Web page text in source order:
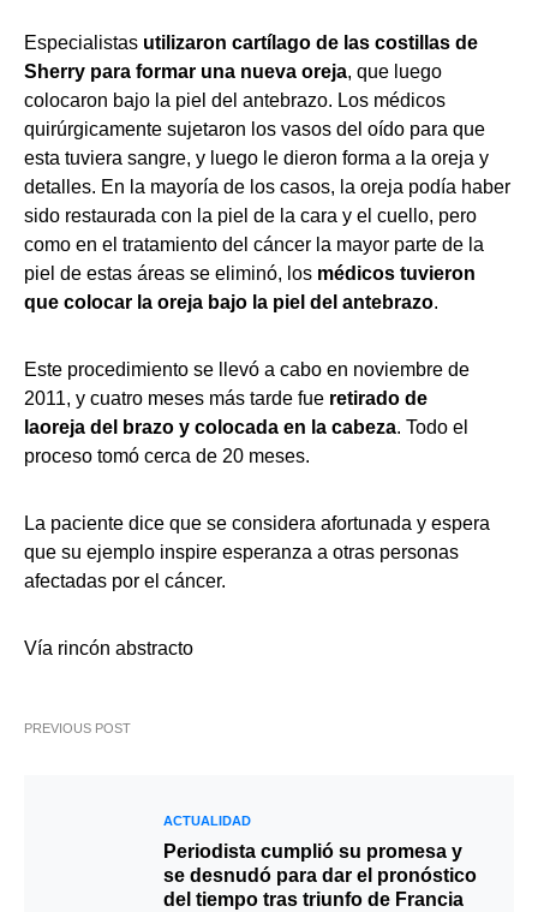
Especialistas utilizaron cartílago de las costillas de
Sherry para formar una nueva oreja, que luego
colocaron bajo la piel del antebrazo. Los médicos
quirúrgicamente sujetaron los vasos del oído para que
esta tuviera sangre, y luego le dieron forma a la oreja y
detalles. En la mayoría de los casos, la oreja podía haber
sido restaurada con la piel de la cara y el cuello, pero
como en el tratamiento del cáncer la mayor parte de la
piel de estas áreas se eliminó, los médicos tuvieron
que colocar la oreja bajo la piel del antebrazo.
Este procedimiento se llevó a cabo en noviembre de
2011, y cuatro meses más tarde fue retirado de
laoreja del brazo y colocada en la cabeza. Todo el
proceso tomó cerca de 20 meses.
La paciente dice que se considera afortunada y espera
que su ejemplo inspire esperanza a otras personas
afectadas por el cáncer.
Vía rincón abstracto
PREVIOUS POST
ACTUALIDAD
Periodista cumplió su promesa y
se desnudó para dar el pronóstico
del tiempo tras triunfo de Francia